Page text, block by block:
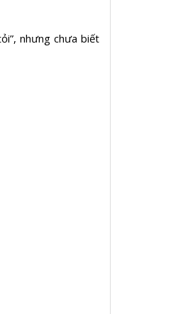
nhưng chưa biết